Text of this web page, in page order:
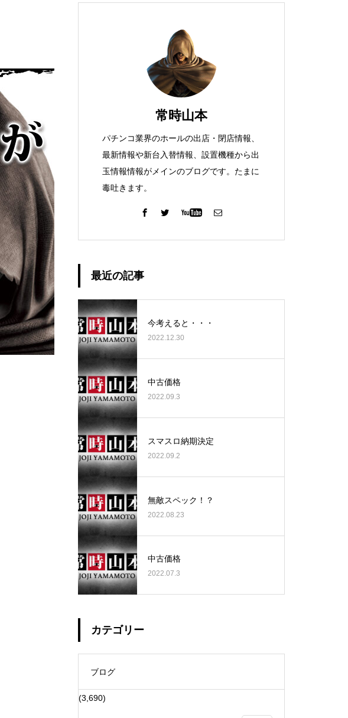
S新鬼武者
検定通過状況
ゴールデンセンター様
常時山本
パチンコ業界のホールの出店・閉店情報、
最新情報や新台入替情報、設置機種から出
玉情報情報がメインのブログです。たまに
毒吐きます。
最近の記事
今考えると・・・
2022.12.30
中古価格
2022.09.3
スマスロ納期決定
2022.09.2
無敵スペック！？
2022.08.23
中古価格
2022.07.3
カテゴリー
ブログ
(3,690)